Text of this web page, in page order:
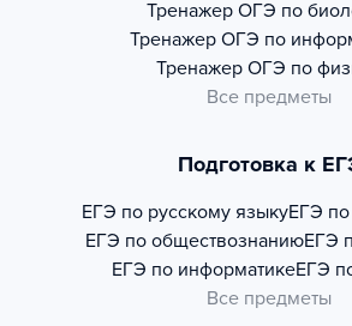
Тренажер ОГЭ по
Тренажер ОГЭ по
Тренажер ОГЭ по
Все предметы
Подготовка к
ЕГЭ по русскому языкуЕГЭ по
ЕГЭ по обществознаниюЕГЭ
ЕГЭ по информатикеЕГЭ
Все предметы